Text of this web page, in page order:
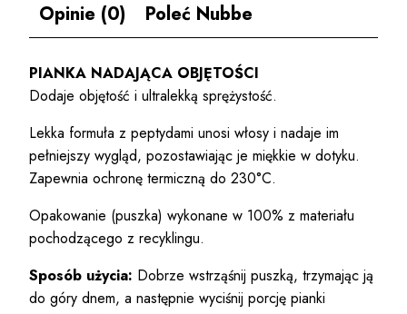
Opinie (0)
Poleć Nubbe
PIANKA NADAJĄCA OBJĘTOŚCI
Dodaje objętość i ultralekką sprężystość.
Lekka formuła z peptydami unosi włosy i nadaje im
pełniejszy wygląd, pozostawiając je miękkie w dotyku.
Zapewnia ochronę termiczną do 230°C.
Opakowanie (puszka) wykonane w 100% z materiału
pochodzącego z recyklingu.
Sposób użycia: Dobrze wstrząśnij puszką, trzymając ją
do góry dnem, a następnie wyciśnij porcję pianki